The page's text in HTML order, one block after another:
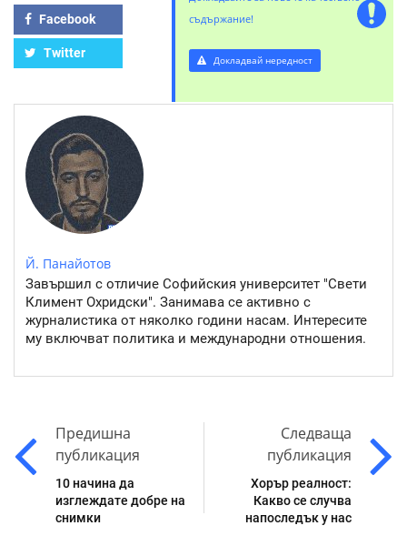
Facebook
Twitter
съдържание!
Докладвай нередност
Й. Панайотов
Завършил с отличие Софийския университет "Свети
Климент Охридски". Занимава се активно с
журналистика от няколко години насам. Интересите
му включват политика и международни отношения.
Предишна
публикация
10 начина да
изглеждате добре на
снимки
Следваща
публикация
Хорър реалност:
Какво се случва
напоследък у нас